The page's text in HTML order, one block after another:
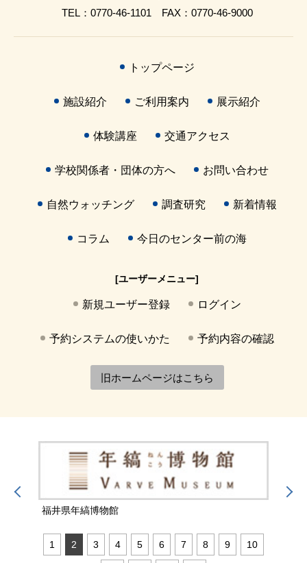
TEL：0770-46-1101 FAX：0770-46-9000
トップページ
施設紹介 ご利用案内 展示紹介
体験講座 交通アクセス
学校関係者・団体の方へ お問い合わせ
自然ウォッチング 調査研究 新着情報
コラム 今日のセンター前の海
[ユーザーメニュー]
新規ユーザー登録 ログイン
予約システムの使いかた 予約内容の確認
旧ホームページはこちら
福井県年縞博物館
1 2 3 4 5 6 7 8 9 10